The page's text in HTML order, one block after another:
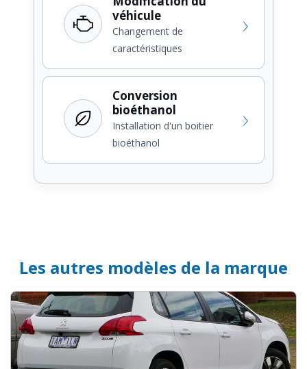
véhicule
Changement de
caractéristiques
Conversion
bioéthanol
Installation d'un boitier
bioéthanol
Les autres modèles de la marque